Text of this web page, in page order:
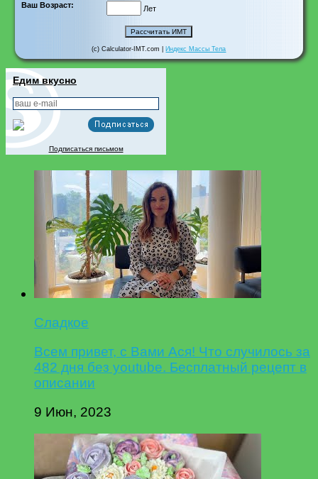
Ваш Возраст:
Лет
(c) Calculator-IMT.com | Индекс Массы Тела
Едим вкусно
Подписаться письмом
Сладкое
Всем привет, с Вами Ася! Что случилось за
482 дня без youtube. Бесплатный рецепт в
описании
9 Июн, 2023